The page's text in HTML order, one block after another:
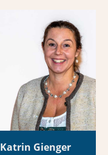
Katrin Gienger